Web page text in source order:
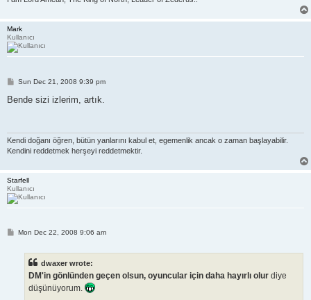
Mark
Kullanıcı
P
s
Sun Dec 21, 2008 9:39 pm
Bende sizi izlerim, artık.
Kendi doğanı öğren, bütün yanlarını kabul et, egemenlik ancak o zaman başlayabilir.
Kendini reddetmek herşeyi reddetmektir.
Starfell
Kullanıcı
PMon Dec 22, 2008 9:06 am
dwaxer wrote:
DM'in gönlünden geçen olsun, oyuncular için daha hayırlı olur diye
düşünüyorum.